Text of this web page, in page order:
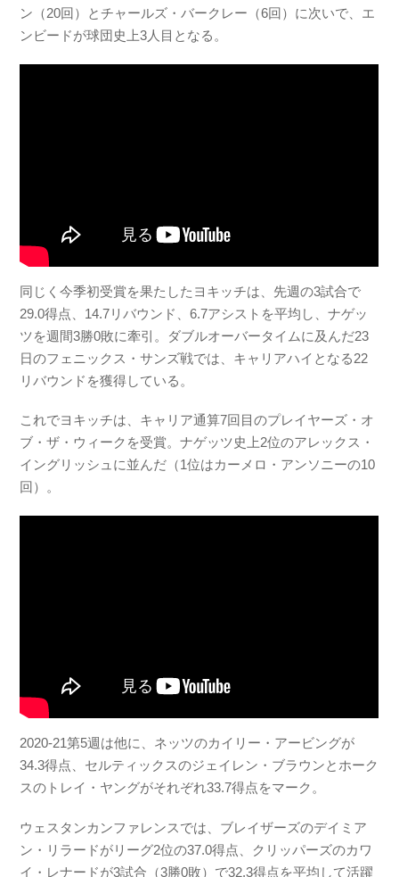
ン（20回）とチャールズ・バークレー（6回）に次いで、エ
ンビードが球団史上3人目となる。
同じく今季初受賞を果たしたヨキッチは、先週の3試合で
29.0得点、14.7リバウンド、6.7アシストを平均し、ナゲッ
ツを週間3勝0敗に牽引。ダブルオーバータイムに及んだ23
日のフェニックス・サンズ戦では、キャリアハイとなる22
リバウンドを獲得している。
これでヨキッチは、キャリア通算7回目のプレイヤーズ・オ
ブ・ザ・ウィークを受賞。ナゲッツ史上2位のアレックス・
イングリッシュに並んだ（1位はカーメロ・アンソニーの10
回）。
2020-21第5週は他に、ネッツのカイリー・アービングが
34.3得点、セルティックスのジェイレン・ブラウンとホーク
スのトレイ・ヤングがそれぞれ33.7得点をマーク。
ウェスタンカンファレンスでは、ブレイザーズのデイミア
ン・リラードがリーグ2位の37.0得点、クリッパーズのカワ
イ・レナードが3試合（3勝0敗）で32.3得点を平均して活躍